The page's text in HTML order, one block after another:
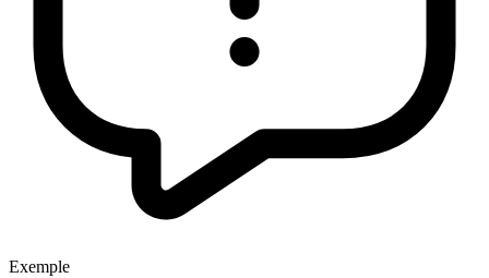
Exemple